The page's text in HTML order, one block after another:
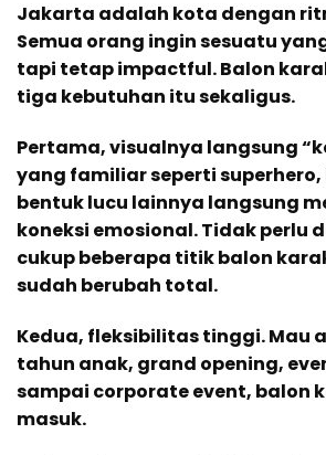
Jakarta adalah kota dengan
Semua orang ingin sesuatu
tapi tetap impactful. Balon
tiga kebutuhan itu sekaligus.
Pertama, visualnya langsung
yang familiar seperti
bentuk lucu lainnya langsung
koneksi emosional. Tidak perlu
cukup beberapa titik balon
sudah berubah total.
Kedua, fleksibilitas tinggi. Mau
tahun anak, grand opening,
sampai corporate event, balon
masuk.